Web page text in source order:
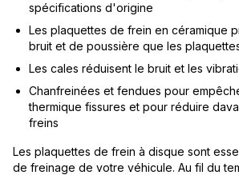
spécifications d'origine
Les plaquettes de frein en céramique
bruit et de poussière que les
Les cales réduisent le bruit et les
Chanfreinées et fendues pour
thermique fissures et pour réduire
freins
Les plaquettes de frein à disque sont
de freinage de votre véhicule. Au fil du